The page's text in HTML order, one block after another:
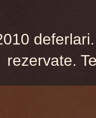
rezervate.